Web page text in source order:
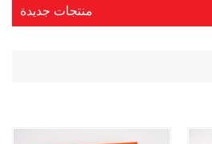
منتجات جديدة